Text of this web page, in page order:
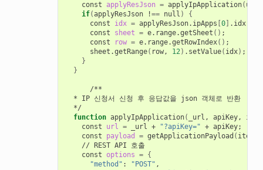
    const
applyResJson = applyIpApplication( url,
if(applyResJson !== null )
{
      const
idx = applyResJson.ipApps 0] .idx;
      const
sheet = e.range.getSheet () ;
      const
row = e.range.getRowIndex() ;
      sheet.getRange
( row, 12) .setValue( idx) ;
}
}
      /**
  * IP 신청서 신청 후 응답값을 json 객체로 반환
  */
function applyIpApplication(
_url, apiKey,
    const
url = _url + "?apiKey=" + apiKey;
    const
payload = getApplicationPayload (
    // REST API 호출
    const
options = {
"method" : "POST" ,